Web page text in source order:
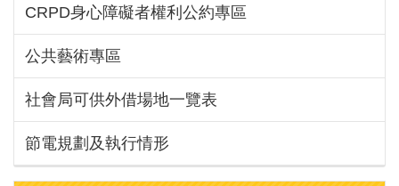
CRPD身心障礙者權利公約專區
公共藝術專區
社會局可供外借場地一覽表
節電規劃及執行情形